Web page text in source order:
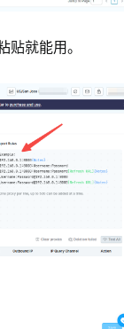
贴就能用。